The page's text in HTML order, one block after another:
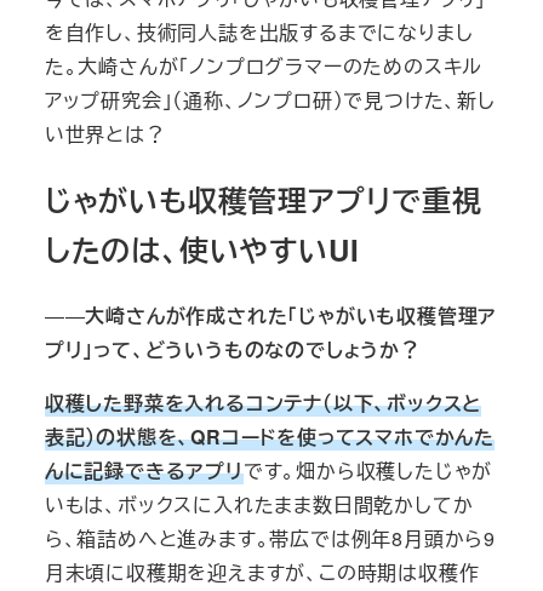
を自作し、技術同人誌を出版するまでになりまし
た。大崎さんが「ノンプログラマーのためのスキル
アップ研究会」（通称、ノンプロ研）で見つけた、新し
い世界とは？
じゃがいも収穫管理アプリで重視
したのは、使いやすいUI
――大崎さんが作成された「じゃがいも収穫管理ア
プリ」って、どういうものなのでしょうか？
収穫した野菜を入れるコンテナ（以下、ボックスと
表記）の状態を、QRコードを使ってスマホでかんた
んに記録できるアプリです。畑から収穫したじゃが
いもは、ボックスに入れたまま数日間乾かしてか
ら、箱詰めへと進みます。帯広では例年8月頭から9
月末頃に収穫期を迎えますが、この時期は収穫作